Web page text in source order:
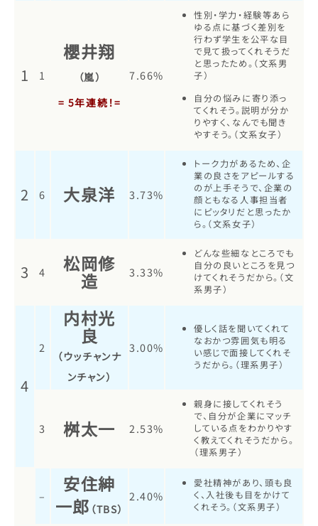
1 1
櫻井翔
（嵐）
= 5年連続！=
7.66%
性別・学力・経験等あら
ゆる点に基づく差別を
行わず学生を公平な目
で見て扱ってくれそうだ
と思ったため。（文系男
子）
自分の悩みに寄り添っ
てくれそう。説明が分か
りやすく、なんでも聞き
やすそう。（文系女子）
2 6 大泉洋 3.73%
トーク力があるため、企
業の良さをアピールする
のが上手そうで、企業の
顔ともなる人事担当者
にピッタリだと思ったか
ら。（文系女子）
3 4 松岡修
造 3.33%
どんな些細なところでも
自分の良いところを見つ
けてくれそうだから。（文
系男子）
4
2
内村光
良
（ウッチャンナ
ンチャン）
3.00%
優しく話を聞いてくれて
なおかつ雰囲気も明る
い感じで面接してくれそ
うだから。（理系男子）
3 桝太一 2.53%
親身に接してくれそう
で、自分が企業にマッチ
している点をわかりやす
く教えてくれそうだから。
（理系男子）
–
安住紳
一郎 （TBS）
2.40%
愛社精神があり、頭も良
く、入社後も目をかけて
くれそう。（文系男子）